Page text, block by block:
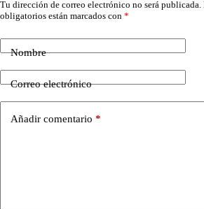
Tu dirección de correo electrónico no será publicada.
obligatorios están marcados con *
Nombre
Correo electrónico
Añadir comentario *